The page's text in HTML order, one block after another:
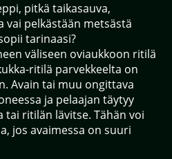
pitkä taikasauva,
pelkästään metsästä
tarinaasi?
väliseen oviaukkoon ritilä
ritilä parvekkeelta on
Avain tai muu ongittava
ja pelaajan täytyy
tai ritilän lävitse. Tähän voi
jos avaimessa on suuri